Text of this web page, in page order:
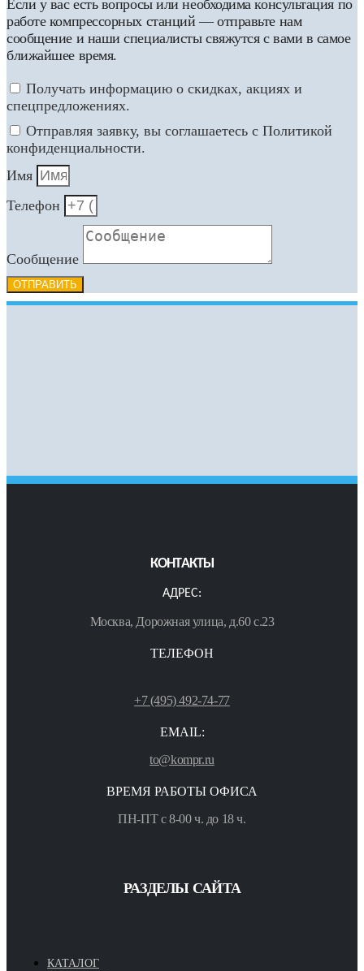
Если у вас есть вопросы или необходима консультация по
работе компрессорных станций — отправьте нам
сообщение и наши специалисты свяжутся с вами в самое
ближайшее время.
Получать информацию о скидках, акциях и
спецпредложениях.
Отправляя заявку, вы соглашаетесь с Политикой
конфиденциальности.
Имя
Телефон
Сообщение
ОТПРАВИТЬ
КОНТАКТЫ
АДРЕС:
Москва, Дорожная улица, д.60 с.23
ТЕЛЕФОН
+7 (495) 492-74-77
EMAIL:
to@kompr.ru
ВРЕМЯ РАБОТЫ ОФИСА
ПН-ПТ с 8-00 ч. до 18 ч.
РАЗДЕЛЫ САЙТА
КАТАЛОГ